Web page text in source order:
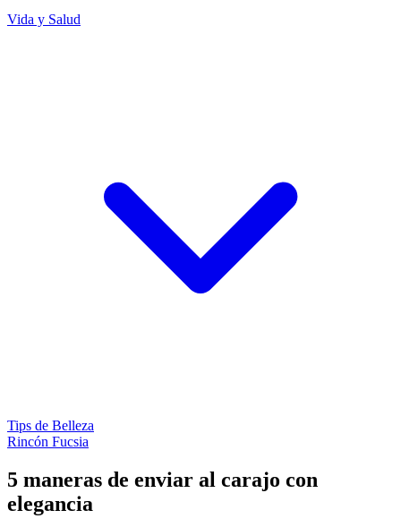
Vida y Salud
Tips de Belleza
Rincón Fucsia
5 maneras de enviar al carajo con
elegancia